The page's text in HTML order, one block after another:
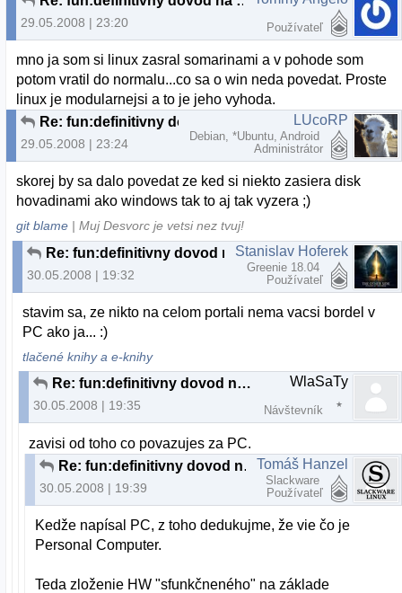
29.05.2008 | 23:20 Používateľ
mno ja som si linux zasral somarinami a v pohode som
potom vratil do normalu...co sa o win neda povedat. Proste
linux je modularnejsi a to je jeho vyhoda.
29.05.2008 | 23:24
LUcoRP
Debian, *Ubuntu, Android
Administrátor
skorej by sa dalo povedat ze ked si niekto zasiera disk
hovadinami ako windows tak to aj tak vyzera ;)
git blame | Muj Desvorc je vetsi nez tvuj!
Re: fun:definitivny dovod na odchod z MS:)
30.05.2008 | 19:32
Stanislav Hoferek
Greenie 18.04
Používateľ
stavim sa, ze nikto na celom portali nema vacsi bordel v
PC ako ja... :)
tlačené knihy a e-knihy
Re: fun:definitivny dovod na odchod z MS:)
30.05.2008 | 19:35
WlaSaTy
Návštevník
zavisi od toho co povazujes za PC.
Re: fun:definitivny dovod na odchod z MS:)
30.05.2008 | 19:39
Tomáš Hanzel
Slackware
Používateľ
Kedže napísal PC, z toho dedukujme, že vie čo je
Personal Computer.
Teda zloženie HW "sfunkčneného" na základe